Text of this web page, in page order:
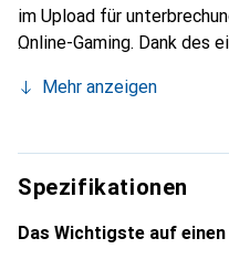
im Upload für
Online-Gaming. Dank des
eigenen WLAN-Hotspot
zu 300 Mbit/s eignet sich
Chatten, sondern stellt
Videostreaming oder
Mehr anzeigen
Spezifikationen
Das Wichtigste auf